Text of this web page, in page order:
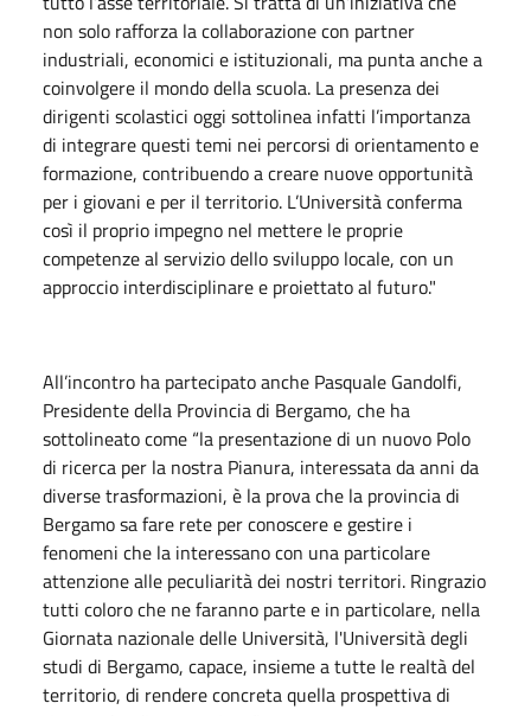
non solo rafforza la collaborazione con partner
industriali, economici e istituzionali, ma punta anche a
coinvolgere il mondo della scuola. La presenza dei
dirigenti scolastici oggi sottolinea infatti l’importanza
di integrare questi temi nei percorsi di orientamento e
formazione, contribuendo a creare nuove opportunità
per i giovani e per il territorio. L’Università conferma
così il proprio impegno nel mettere le proprie
competenze al servizio dello sviluppo locale, con un
approccio interdisciplinare e proiettato al futuro."
All’incontro ha partecipato anche Pasquale Gandolfi,
Presidente della Provincia di Bergamo, che ha
sottolineato come “la presentazione di un nuovo Polo
di ricerca per la nostra Pianura, interessata da anni da
diverse trasformazioni, è la prova che la provincia di
Bergamo sa fare rete per conoscere e gestire i
fenomeni che la interessano con una particolare
attenzione alle peculiarità dei nostri territori. Ringrazio
tutti coloro che ne faranno parte e in particolare, nella
Giornata nazionale delle Università, l'Università degli
studi di Bergamo, capace, insieme a tutte le realtà del
territorio, di rendere concreta quella prospettiva di